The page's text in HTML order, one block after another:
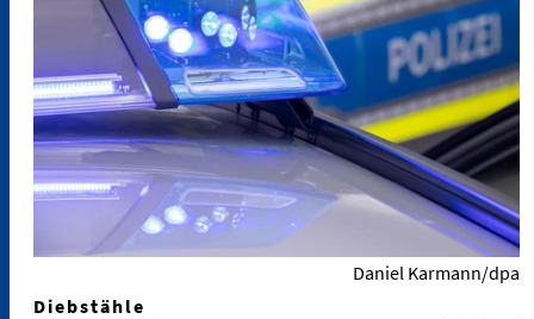
Daniel Karmann/dpa
Diebstähle